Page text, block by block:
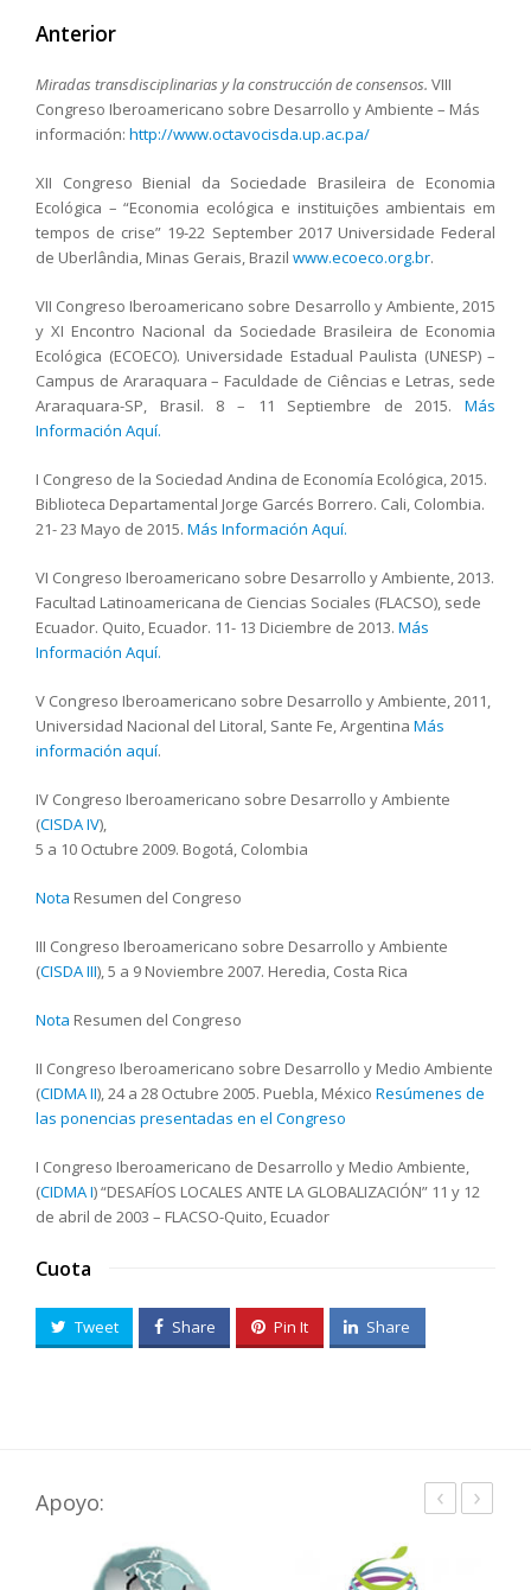
Anterior
Miradas transdisciplinarias y la construcción de consensos. VIII
Congreso Iberoamericano sobre Desarrollo y Ambiente – Más
información: http://www.octavocisda.up.ac.pa/
XII Congreso Bienial da Sociedade Brasileira de Economia
Ecológica – “Economia ecológica e instituições ambientais em
tempos de crise” 19-22 September 2017 Universidade Federal
de Uberlândia, Minas Gerais, Brazil www.ecoeco.org.br.
VII Congreso Iberoamericano sobre Desarrollo y Ambiente, 2015
y XI Encontro Nacional da Sociedade Brasileira de Economia
Ecológica (ECOECO). Universidade Estadual Paulista (UNESP) –
Campus de Araraquara – Faculdade de Ciências e Letras, sede
Araraquara-SP, Brasil. 8 – 11 Septiembre de 2015. Más
Información Aquí.
I Congreso de la Sociedad Andina de Economía Ecológica, 2015.
Biblioteca Departamental Jorge Garcés Borrero. Cali, Colombia.
21- 23 Mayo de 2015. Más Información Aquí.
VI Congreso Iberoamericano sobre Desarrollo y Ambiente, 2013.
Facultad Latinoamericana de Ciencias Sociales (FLACSO), sede
Ecuador. Quito, Ecuador. 11- 13 Diciembre de 2013. Más
Información Aquí.
V Congreso Iberoamericano sobre Desarrollo y Ambiente, 2011,
Universidad Nacional del Litoral, Sante Fe, Argentina Más
información aquí.
IV Congreso Iberoamericano sobre Desarrollo y Ambiente
(CISDA IV),
5 a 10 Octubre 2009. Bogotá, Colombia
Nota Resumen del Congreso
III Congreso Iberoamericano sobre Desarrollo y Ambiente
(CISDA III), 5 a 9 Noviembre 2007. Heredia, Costa Rica
Nota Resumen del Congreso
II Congreso Iberoamericano sobre Desarrollo y Medio Ambiente
(CIDMA II), 24 a 28 Octubre 2005. Puebla, México Resúmenes de
las ponencias presentadas en el Congreso
I Congreso Iberoamericano de Desarrollo y Medio Ambiente,
(CIDMA I) “DESAFÍOS LOCALES ANTE LA GLOBALIZACIÓN” 11 y 12
de abril de 2003 – FLACSO-Quito, Ecuador
Cuota
Tweet Share Pin It Share
Apoyo: ‹ ›